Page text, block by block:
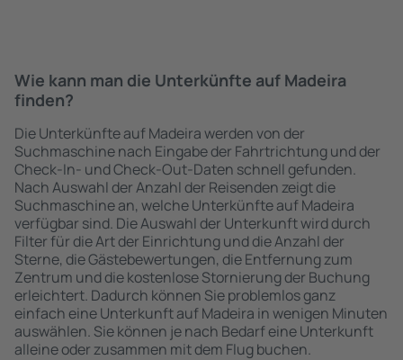
Wie kann man die Unterkünfte auf Madeira
finden?
Die Unterkünfte auf Madeira werden von der
Suchmaschine nach Eingabe der Fahrtrichtung und der
Check-In- und Check-Out-Daten schnell gefunden.
Nach Auswahl der Anzahl der Reisenden zeigt die
Suchmaschine an, welche Unterkünfte auf Madeira
verfügbar sind. Die Auswahl der Unterkunft wird durch
Filter für die Art der Einrichtung und die Anzahl der
Sterne, die Gästebewertungen, die Entfernung zum
Zentrum und die kostenlose Stornierung der Buchung
erleichtert. Dadurch können Sie problemlos ganz
einfach eine Unterkunft auf Madeira in wenigen Minuten
auswählen. Sie können je nach Bedarf eine Unterkunft
alleine oder zusammen mit dem Flug buchen.